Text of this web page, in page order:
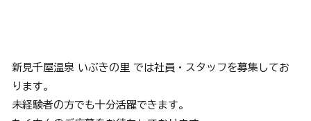
新見千屋温泉 いぶきの里 では社員・スタッフを募集してお
ります。
未経験者の方でも十分活躍できます。